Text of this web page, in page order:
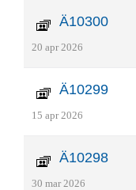
Ä10300
20 apr 2026
Ä10299
15 apr 2026
Ä10298
30 mar 2026